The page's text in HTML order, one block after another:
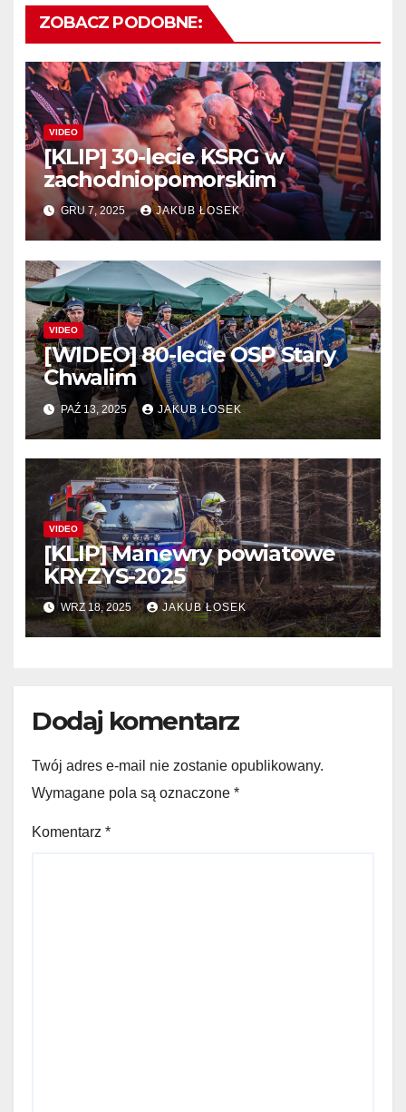
ZOBACZ PODOBNE:
VIDEO
[KLIP] 30-lecie KSRG w
zachodniopomorskim
GRU 7, 2025 JAKUB ŁOSEK
VIDEO
[WIDEO] 80-lecie OSP Stary
Chwalim
PAŹ 13, 2025 JAKUB ŁOSEK
VIDEO
[KLIP] Manewry powiatowe
KRYZYS-2025
WRZ 18, 2025 JAKUB ŁOSEK
Dodaj komentarz
Twój adres e-mail nie zostanie opublikowany.
Wymagane pola są oznaczone *
Komentarz *